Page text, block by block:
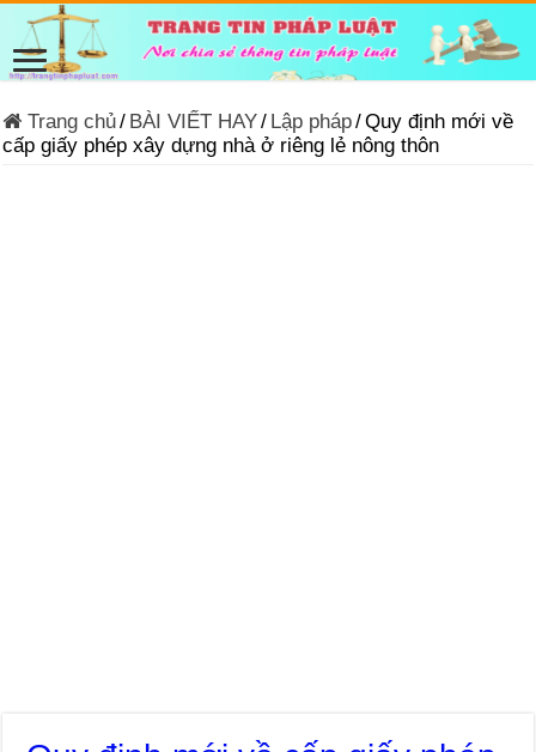
Trang chủ/ BÀI VIẾT HAY/ Lập pháp/Quy định mới về
cấp giấy phép xây dựng nhà ở riêng lẻ nông thôn